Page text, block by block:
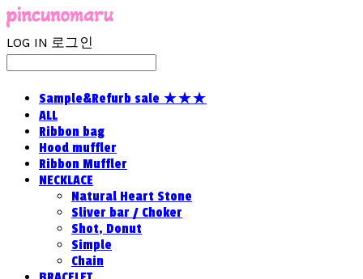
LOG IN 로그인
Sample&Refurb sale ★★★
ALL
Ribbon bag
Hood muffler
Ribbon Muffler
NECKLACE
Natural Heart Stone
Sliver bar / Choker
Shot, Donut
Simple
Chain